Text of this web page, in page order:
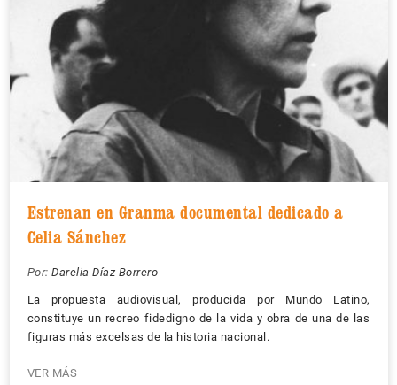
Estrenan en Granma documental dedicado a
Celia Sánchez
Por: Darelia Díaz Borrero
La propuesta audiovisual, producida por Mundo Latino,
constituye un recreo fidedigno de la vida y obra de una de las
figuras más excelsas de la historia nacional.
VER MÁS